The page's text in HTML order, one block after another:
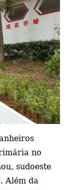
no
sudoeste
Além da